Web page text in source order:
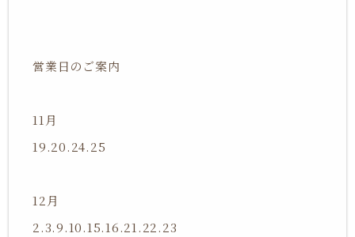
営業日のご案内
11月
19.20.24.25
12月
2.3.9.10.15.16.21.22.23